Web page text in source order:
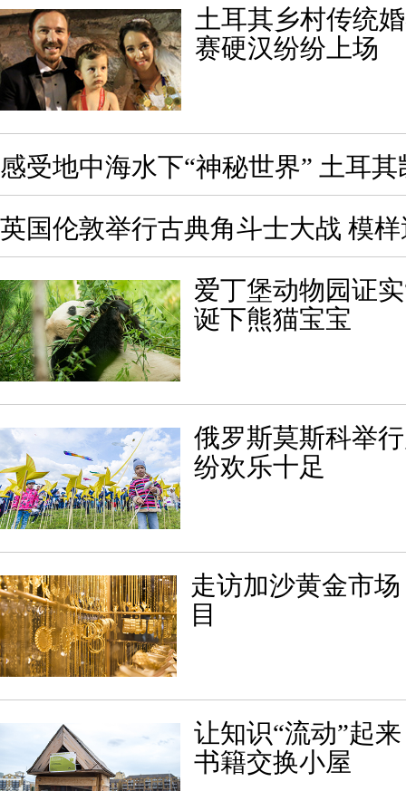
土耳其乡村传统
赛硬汉纷纷上场
感受地中海水下“神秘世界” 土耳
英国伦敦举行古典角斗士大战 模
爱丁堡动物园证
诞下熊猫宝宝
俄罗斯莫斯科举
纷欢乐十足
走访加沙黄金市
目
让知识“流动”起
书籍交换小屋